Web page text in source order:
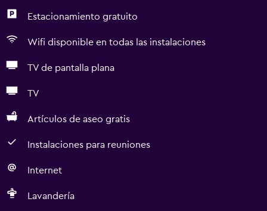
Estacionamiento gratuito
Wifi disponible en todas las instalaciones
TV de pantalla plana
TV
Artículos de aseo gratis
Instalaciones para reuniones
Internet
Lavandería